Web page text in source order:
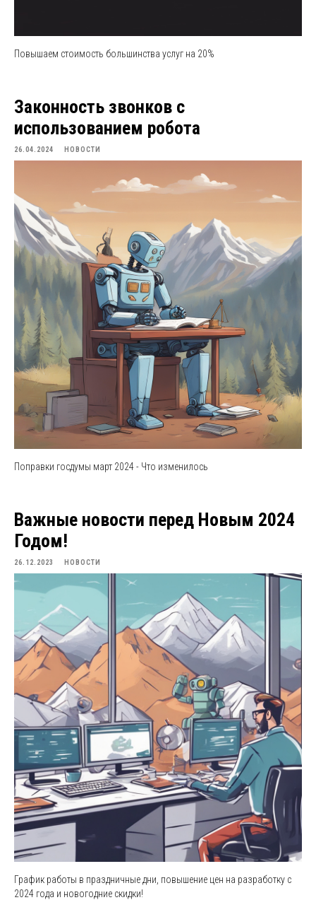
Повышаем стоимость большинства услуг на 20%
Законность звонков с
использованием робота
26.04.2024 НОВОСТИ
Поправки госдумы март 2024 - Что изменилось
Важные новости перед Новым 2024
Годом!
26.12.2023 НОВОСТИ
График работы в праздничные дни, повышение цен на разработку с
2024 года и новогодние скидки!